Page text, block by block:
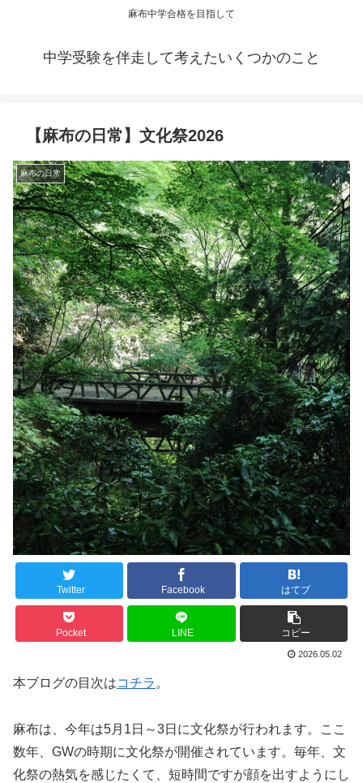
麻布中学合格を目指して
中学受験を伴走して考えたいくつかのこと
【麻布の日常】文化祭2026
麻布の日常
Twitter Facebook はてブ
Pocket LINE コピー
2026.05.02
本ブログの目次はコチラ 。
麻布は、今年は5月1日～3日に文化祭が行われます。ここ
数年、GWの時期に文化祭が開催されています。毎年、文
化祭の熱気を感じたくて、短時間ですが顔を出すようにし